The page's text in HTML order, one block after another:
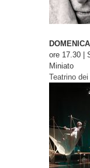
ore 17.30 |
Miniato
Teatrino dei